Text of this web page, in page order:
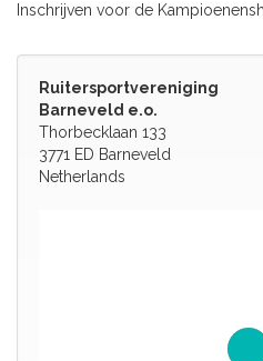
Inschrijven voor de
Ruitersportvereniging
Barneveld e.o.
Thorbecklaan 133
3771 ED Barneveld
Netherlands